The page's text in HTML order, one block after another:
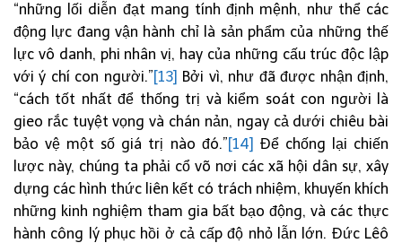
“những lối diễn đạt mang tính định mệnh, như thể các
động lực đang vận hành chỉ là sản phẩm của những thế
lực vô danh, phi nhân vị, hay của những cấu trúc độc lập
với ý chí con người.”[13] Bởi vì, như đã được nhận định,
“cách tốt nhất để thống trị và kiểm soát con người là
gieo rắc tuyệt vọng và chán nản, ngay cả dưới chiêu bài
bảo vệ một số giá trị nào đó.”[14] Để chống lại chiến
lược này, chúng ta phải cổ võ nơi các xã hội dân sự, xây
dựng các hình thức liên kết có trách nhiệm, khuyến khích
những kinh nghiệm tham gia bất bạo động, và các thực
hành công lý phục hồi ở cả cấp độ nhỏ lẫn lớn. Đức Lêô